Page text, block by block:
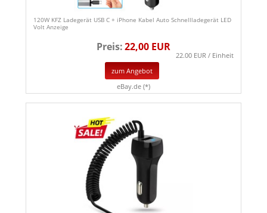
120W KFZ Ladegerät USB C + iPhone Kabel Auto Schnellladegerät LED
Volt Anzeige
Preis:22,00 EUR
22.00 EUR / Einheit
zum Angebot
eBay.de (*)